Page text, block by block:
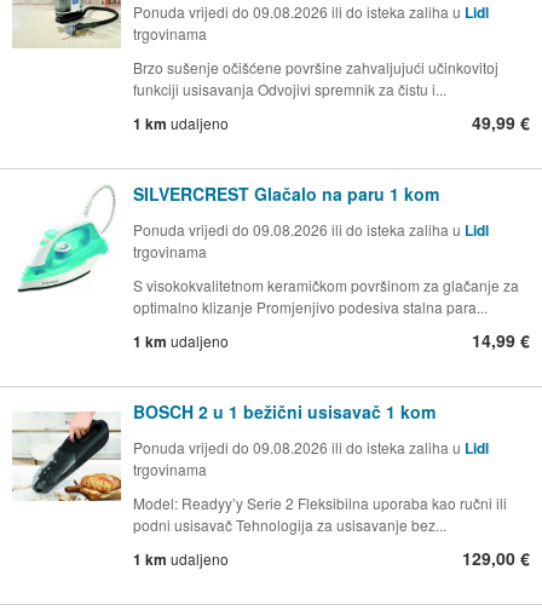
Ponuda vrijedi do 09.08.2026 ili do isteka zaliha u Lidl
trgovinama
Brzo sušenje očišćene površine zahvaljujući učinkovitoj
funkciji usisavanja Odvojivi spremnik za čistu i...
1 km udaljeno 49,99 €
SILVERCREST Glačalo na paru 1 kom
Ponuda vrijedi do 09.08.2026 ili do isteka zaliha u Lidl
trgovinama
S visokokvalitetnom keramičkom površinom za glačanje za
optimalno klizanje Promjenjivo podesiva stalna para...
1 km udaljeno 14,99 €
BOSCH 2 u 1 bežični usisavač 1 kom
Ponuda vrijedi do 09.08.2026 ili do isteka zaliha u Lidl
trgovinama
Model: Readyy’y Serie 2 Fleksibilna uporaba kao ručni ili
podni usisavač Tehnologija za usisavanje bez...
1 km udaljeno 129,00 €